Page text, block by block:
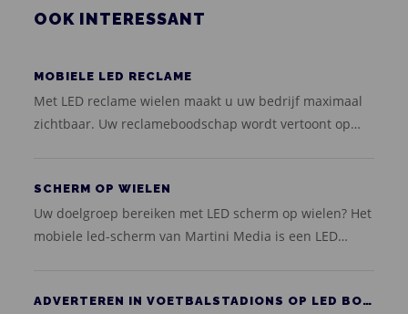
OOK INTERESSANT
MOBIELE LED RECLAME
Met LED reclame wielen maakt u uw bedrijf maximaal
zichtbaar. Uw reclameboodschap wordt vertoont op
zijden zichtbaar op een led-scherm van 3,5 meter
breed en 2 meter hoog.
SCHERM OP WIELEN
Uw doelgroep bereiken met LED scherm op wielen? Het
mobiele led-scherm van Martini Media is een LED
campagne.
ADVERTEREN IN VOETBALSTADIONS OP LED BOARDING OF ANDERE RECLAMEDRAGERS